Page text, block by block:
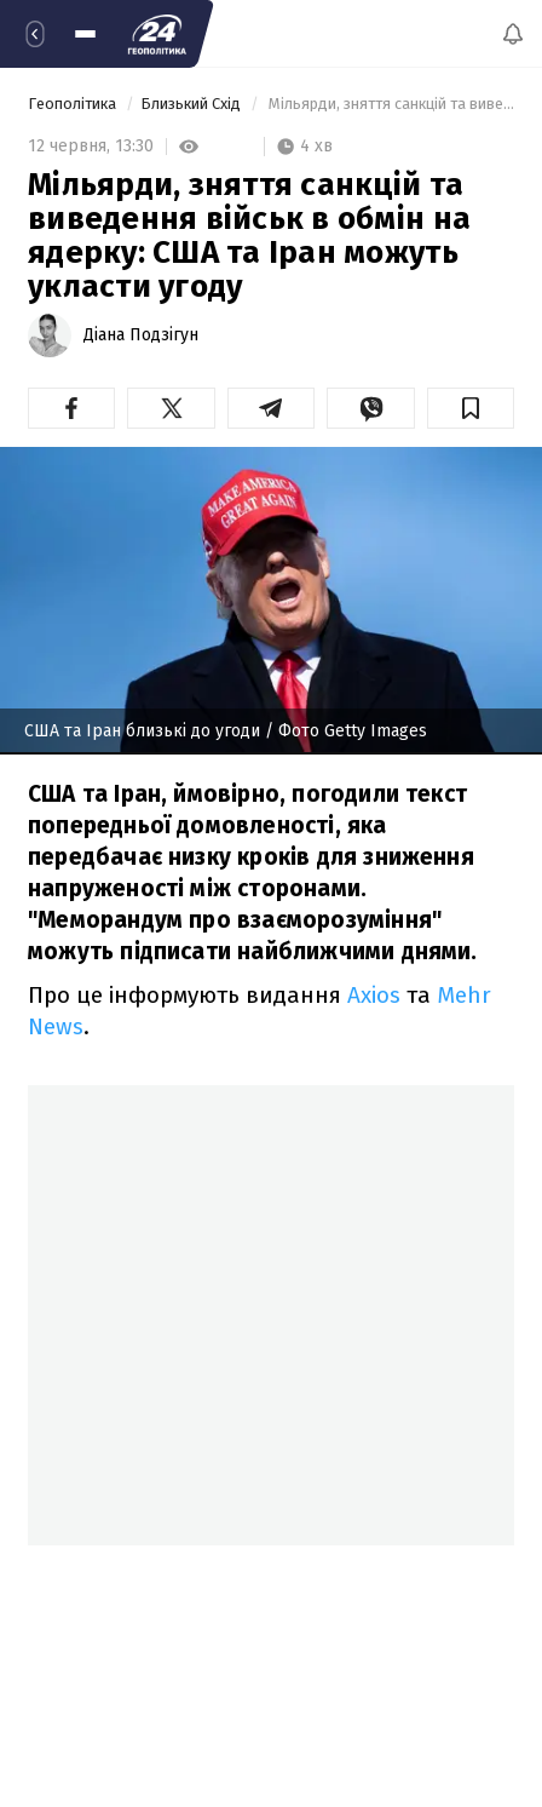
Геополітика Близький Схід Мільярди, зняття санкцій та виведення військ в обмін на ядерку: США та Іран можуть укласти угоду
12 червня, 13:30 4 хв
Мільярди, зняття санкцій та
виведення військ в обмін на
ядерку: США та Іран можуть
укласти угоду
Діана Подзігун
США та Іран близькі до угоди / Фото Getty Images
США та Іран, ймовірно, погодили текст
попередньої домовленості, яка
передбачає низку кроків для зниження
напруженості між сторонами.
"Меморандум про взаєморозуміння"
можуть підписати найближчими днями.
Про це інформують видання Axios та Mehr
News.